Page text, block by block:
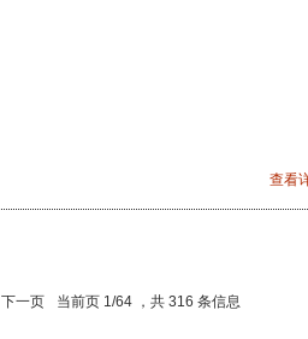
查看
下一页 当前页 1/64 ，共 316 条信息